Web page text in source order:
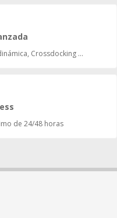
Crossdocking ...
de 24/48 horas